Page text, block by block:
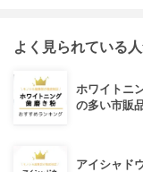
よく見られている
ホワイトニ
の多い市販
アイシャド